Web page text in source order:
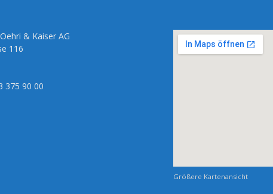
& Kaiser AG
116
375 90 00
Größere Kartenansicht